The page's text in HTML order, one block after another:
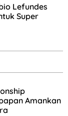
Lefundes
Super
Amankan